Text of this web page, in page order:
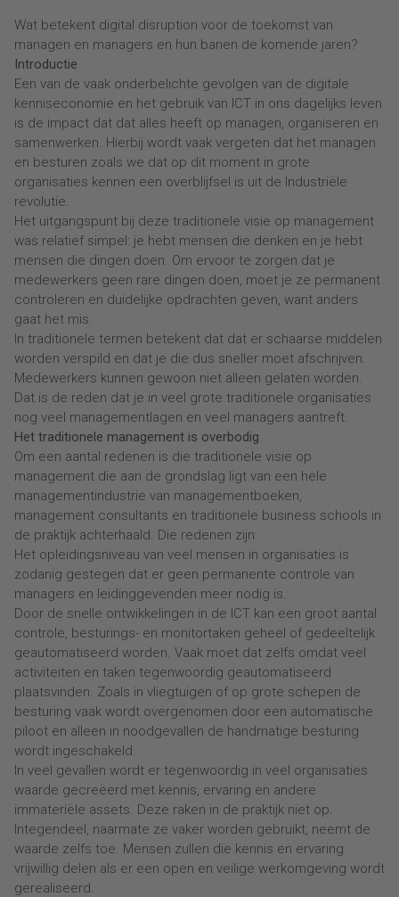
Wat betekent digital disruption voor de toekomst van
managen en managers en hun banen de komende jaren?
Introductie
Een van de vaak onderbelichte gevolgen van de digitale
kenniseconomie en het gebruik van ICT in ons dagelijks leven
is de impact dat dat alles heeft op managen, organiseren en
samenwerken. Hierbij wordt vaak vergeten dat het managen
en besturen zoals we dat op dit moment in grote
organisaties kennen een overblijfsel is uit de Industriële
revolutie.
Het uitgangspunt bij deze traditionele visie op management
was relatief simpel: je hebt mensen die denken en je hebt
mensen die dingen doen. Om ervoor te zorgen dat je
medewerkers geen rare dingen doen, moet je ze permanent
controleren en duidelijke opdrachten geven, want anders
gaat het mis.
In traditionele termen betekent dat dat er schaarse middelen
worden verspild en dat je die dus sneller moet afschrijven.
Medewerkers kunnen gewoon niet alleen gelaten worden.
Dat is de reden dat je in veel grote traditionele organisaties
nog veel managementlagen en veel managers aantreft.
Het traditionele management is overbodig
Om een aantal redenen is die traditionele visie op
management die aan de grondslag ligt van een hele
managementindustrie van managementboeken,
management consultants en traditionele business schools in
de praktijk achterhaald. Die redenen zijn:
Het opleidingsniveau van veel mensen in organisaties is
zodanig gestegen dat er geen permanente controle van
managers en leidinggevenden meer nodig is.
Door de snelle ontwikkelingen in de ICT kan een groot aantal
controle, besturings- en monitortaken geheel of gedeeltelijk
geautomatiseerd worden. Vaak moet dat zelfs omdat veel
activiteiten en taken tegenwoordig geautomatiseerd
plaatsvinden. Zoals in vliegtuigen of op grote schepen de
besturing vaak wordt overgenomen door een automatische
piloot en alleen in noodgevallen de handmatige besturing
wordt ingeschakeld.
In veel gevallen wordt er tegenwoordig in veel organisaties
waarde gecreëerd met kennis, ervaring en andere
immateriële assets. Deze raken in de praktijk niet op.
Integendeel, naarmate ze vaker worden gebruikt, neemt de
waarde zelfs toe. Mensen zullen die kennis en ervaring
vrijwillig delen als er een open en veilige werkomgeving wordt
gerealiseerd.